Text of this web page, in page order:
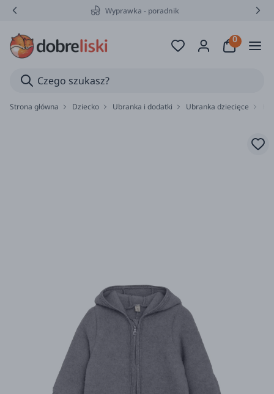
Wyprawka - poradnik
Strona główna Dziecko Ubranka i dodatki Ubranka dziecięce